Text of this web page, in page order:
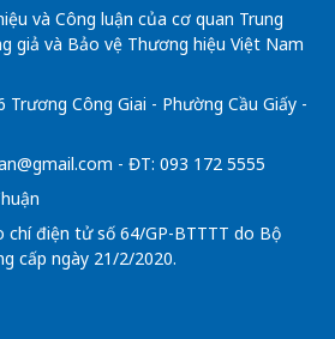
và Công luận của cơ quan Trung
giả và Bảo vệ Thương hiệu Việt Nam
Công Giai - Phường Cầu Giấy -
- ĐT: 093 172 5555
chí điện tử số 64/GP-BTTTT do Bộ
cấp ngày 21/2/2020.